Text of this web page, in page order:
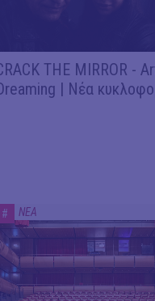
THE MIRROR -
| Νέα
# ΝΕΑ